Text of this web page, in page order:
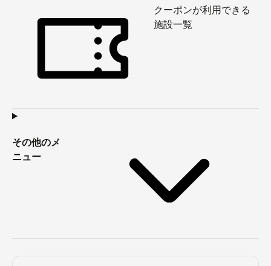
クーポンが利用できる
施設一覧
その他のメ
ニュー